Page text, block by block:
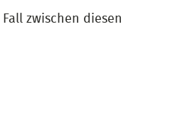
zwischen diesen